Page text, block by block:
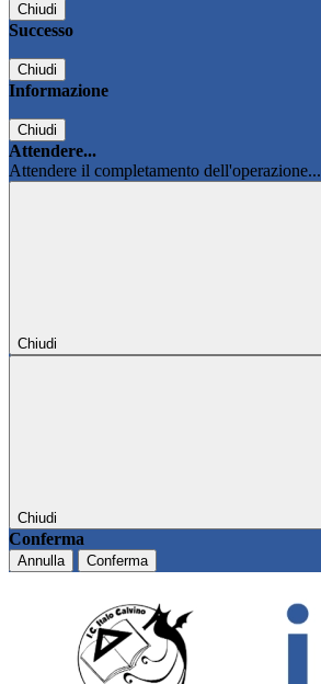
Chiudi
Successo
Chiudi
Informazione
Chiudi
Attendere...
Attendere il completamento dell'operazione...
Chiudi
Chiudi
Conferma
Annulla Conferma